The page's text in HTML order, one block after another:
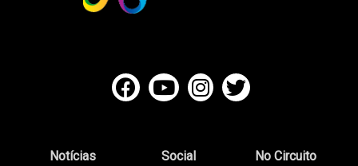
Notícias Social No Circuito